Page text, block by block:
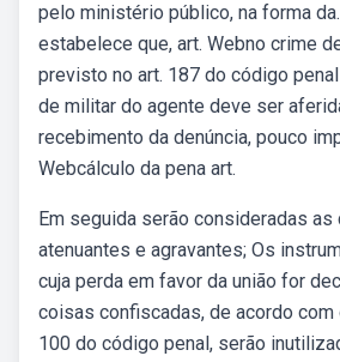
pelo ministério público, na forma
estabelece que, art. Webno crime
previsto no art. 187 do código
de militar do agente deve ser
recebimento da denúncia, pouco
Webcálculo da pena art.
Em seguida serão consideradas as
atenuantes e agravantes; Os
cuja perda em favor da união for
coisas confiscadas, de acordo
100 do código penal, serão